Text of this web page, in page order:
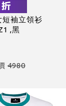
短袖立領衫
,黑
4980